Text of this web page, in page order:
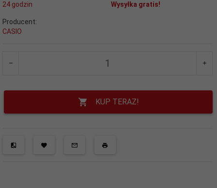
24 godzin
Wysyłka gratis!
Producent:
CASIO
KUP TERAZ!